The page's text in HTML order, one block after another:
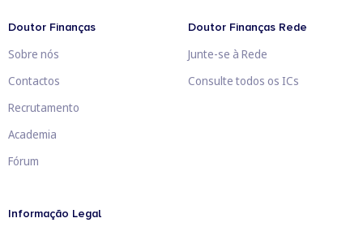
Doutor Finanças
Sobre nós
Contactos
Recrutamento
Academia
Fórum
Doutor Finanças Rede
Junte-se à Rede
Consulte todos os ICs
Informação Legal